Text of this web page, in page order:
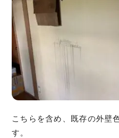
こちらを含め、既存の外壁
す。